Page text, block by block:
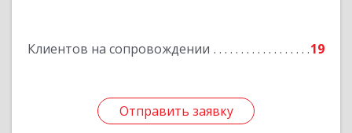
Клиентов на сопровождении 19
Отправить заявку
Отправить заявку